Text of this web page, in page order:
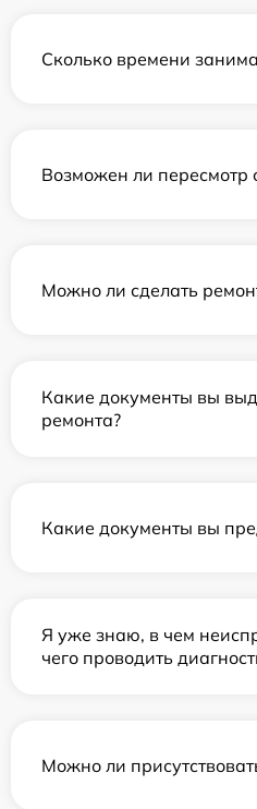
Сколько времени
Возможен ли пересмотр
Можно ли сделать
Какие документы вы
ремонта?
Какие документы вы
Я уже знаю, в чем
чего проводить
Можно ли